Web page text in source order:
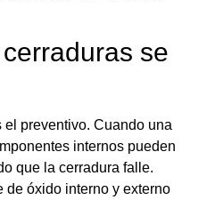
se
preventivo. Cuando una
internos pueden
que la cerradura falle.
de óxido interno y externo